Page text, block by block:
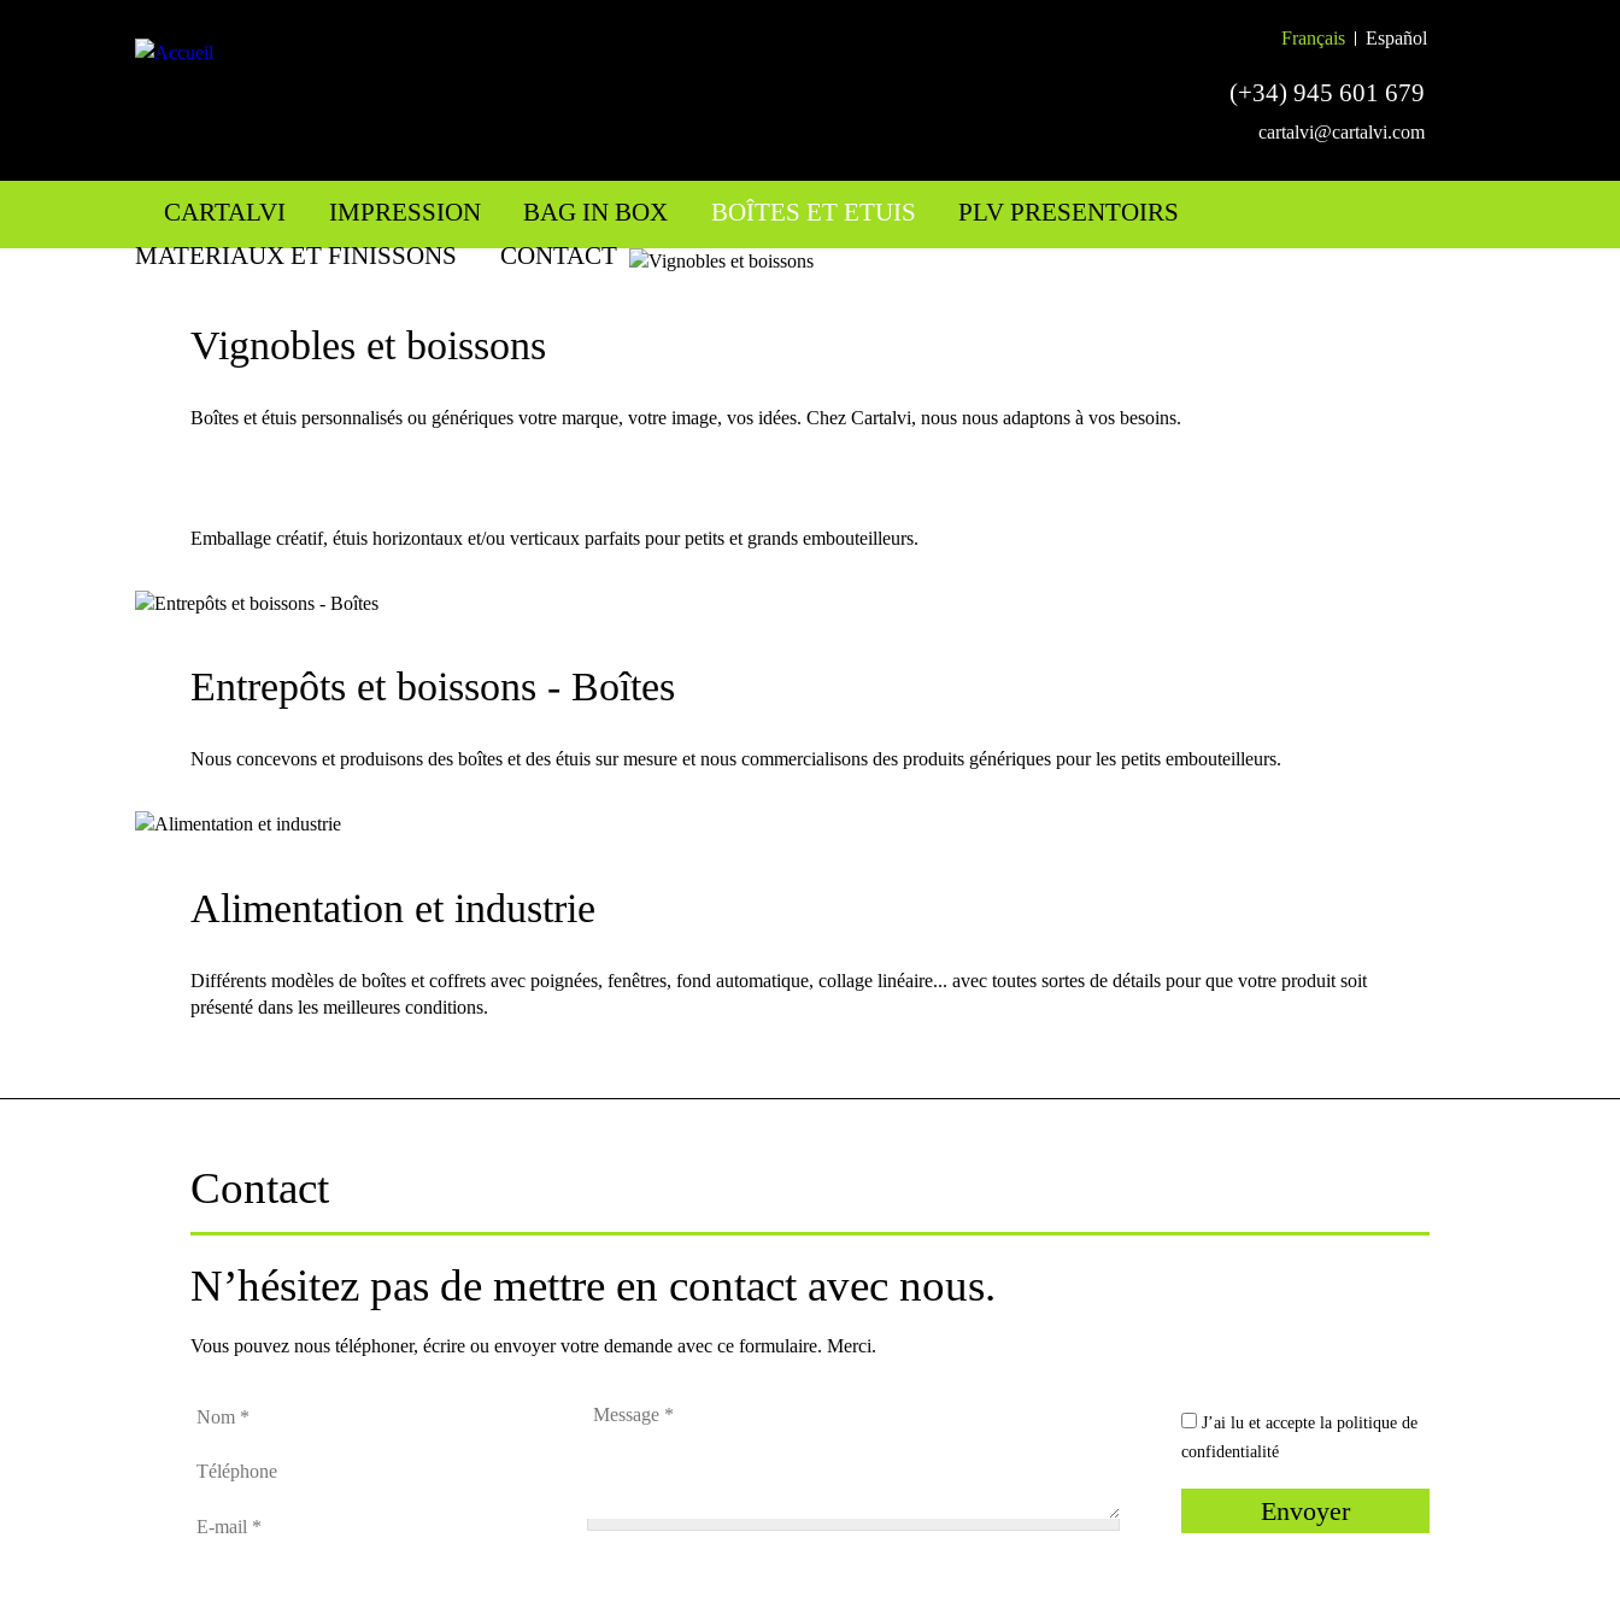
(+34) 945 601 679
cartalvi@cartalvi.com
Français Español
CARTALVI IMPRESSION BAG IN BOX BOÎTES ET ETUIS
PLV PRESENTOIRS
MATERIAUX ET FINISSONS
CONTACT
Vignobles et boissons
Boîtes et étuis personnalisés ou génériques votre marque, votre image, vos idées. Chez Cartalvi, nous nous adaptons à vos besoins.
Emballage créatif, étuis horizontaux et/ou verticaux parfaits pour petits et grands embouteilleurs.
Entrepôts et boissons - Boîtes
Nous concevons et produisons des boîtes et des étuis sur mesure et nous commercialisons des produits génériques pour les petits embouteilleurs.
Alimentation et industrie
Différents modèles de boîtes et coffrets avec poignées, fenêtres, fond automatique, collage linéaire... avec toutes sortes de détails pour que votre produit soit
présenté dans les meilleures conditions.
Contact
N’hésitez pas de mettre en contact avec nous.
Vous pouvez nous téléphoner, écrire ou envoyer votre demande avec ce formulaire. Merci.
Nom
Message
Téléphone
E-
politique
de
J’ai lu et accepte la politique de
confidentialité